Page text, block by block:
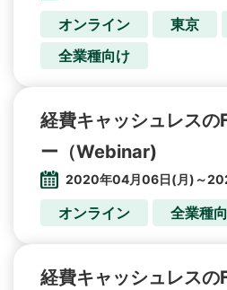
オンライン 東京
全業種向け
経費キャッシュレス
ー（Webinar)
2020年04月06日(月)～
オンライン 全業種
経費キャッシュレス